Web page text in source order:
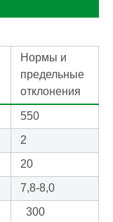
Нормы и
предельные
отклонения
550
2
20
7,8-8,0
300